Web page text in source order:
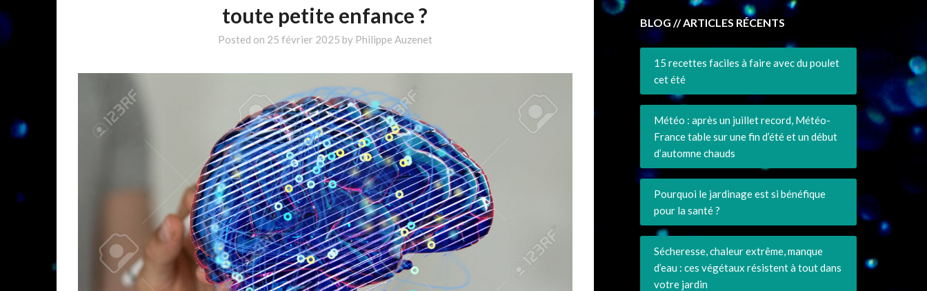
toute petite enfance ?
Posted on 25 février 2025 by Philippe Auzenet
BLOG // ARTICLES RÉCENTS
15 recettes faciles à faire avec du poulet
cet été
Météo : après un juillet record, Météo-
France table sur une fin d’été et un début
d’automne chauds
Pourquoi le jardinage est si bénéfique
pour la santé ?
Sécheresse, chaleur extrême, manque
d’eau : ces végétaux résistent à tout dans
votre jardin